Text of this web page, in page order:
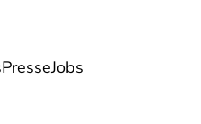
PresseJobs
Verträge